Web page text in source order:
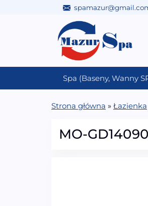
Main Navigation
Spa (Baseny, Wanny
Strona główna » Łazienka
MO-